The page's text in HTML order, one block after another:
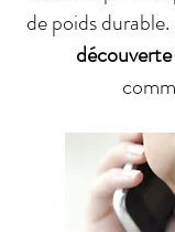
de poids durable.